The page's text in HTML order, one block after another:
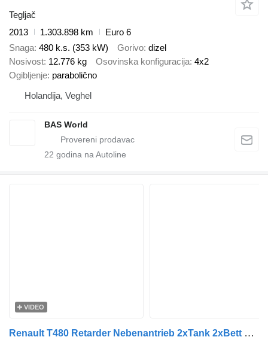
Tegljač
2013
1.303.898 km
Euro 6
Snaga 480 k.s. (353 kW) Gorivo dizel
Nosivost 12.776 kg Osovinska konfiguracija 4x2
Ogibljenje parabolično
Holandija, Veghel
BAS World
22 godina na Autoline
VIDEO
Renault T480 Retarder Nebenantrieb 2xTank 2xBett Garantie Achswaage